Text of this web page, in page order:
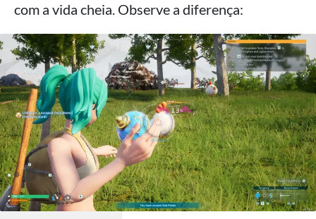
com a vida cheia. Observe a diferença: